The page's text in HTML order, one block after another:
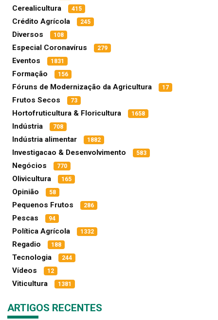
Cerealicultura 415
Crédito Agrícola 245
Diversos 108
Especial Coronavírus 279
Eventos 1831
Formação 156
Fóruns de Modernização da Agricultura 17
Frutos Secos 73
Hortofruticultura & Floricultura 1658
Indústria 708
Indústria alimentar 1882
Investigacao & Desenvolvimento 583
Negócios 770
Olivicultura 165
Opinião 58
Pequenos Frutos 286
Pescas 94
Política Agrícola 1332
Regadio 188
Tecnologia 244
Vídeos 12
Viticultura 1381
ARTIGOS RECENTES